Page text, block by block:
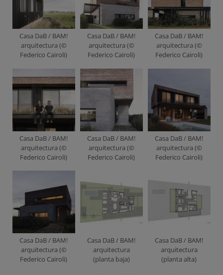
Casa DaB / BAM!
arquitectura (©
Federico Cairoli)
Casa DaB / BAM!
arquitectura (©
Federico Cairoli)
Casa DaB / BAM!
arquitectura (©
Federico Cairoli)
Casa DaB / BAM!
arquitectura (©
Federico Cairoli)
Casa DaB / BAM!
arquitectura (©
Federico Cairoli)
Casa DaB / BAM!
arquitectura (©
Federico Cairoli)
Casa DaB / BAM!
arquitectura (©
Federico Cairoli)
Casa DaB / BAM!
arquitectura
(planta baja)
Casa DaB / BAM!
arquitectura
(planta alta)